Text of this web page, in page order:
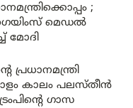
;
മെഡൽ
മോദി
പ്രധാനമന്ത്രി
കാലം പലസ്തീൻ
ഗാസ